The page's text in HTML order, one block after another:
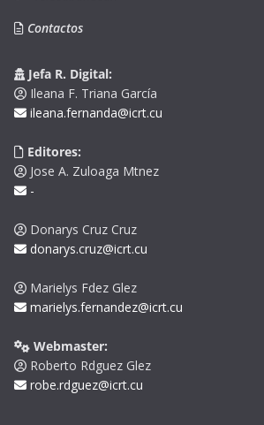
Contactos
Jefa R. Digital:
Ileana F. Triana García
ileana.fernanda@icrt.cu
Editores:
Jose A. Zuloaga Mtnez
-
Donarys Cruz Cruz
donarys.cruz@icrt.cu
Marielys Fdez Glez
marielys.fernandez@icrt.cu
Webmaster:
Roberto Rdguez Glez
robe.rdguez@icrt.cu